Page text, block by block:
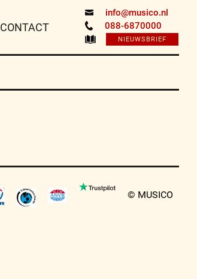
info@musico.nl
088-6870000
NIEUWSBRIEF
CONTACT
© MUSICO